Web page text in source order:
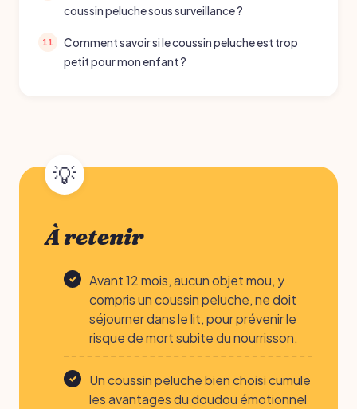
coussin peluche sous surveillance ?
Comment savoir si le coussin peluche est trop
petit pour mon enfant ?
À retenir
Avant 12 mois, aucun objet mou, y
compris un coussin peluche, ne doit
séjourner dans le lit, pour prévenir le
risque de mort subite du nourrisson.
Un coussin peluche bien choisi cumule
les avantages du doudou émotionnel